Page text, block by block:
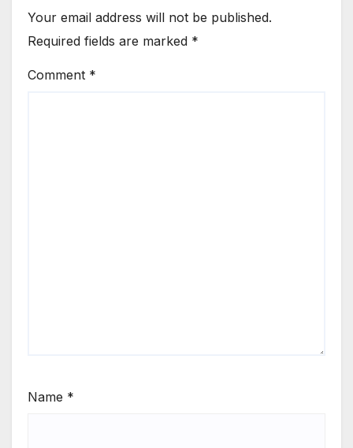
Your email address will not be published.
Required fields are marked *
Comment *
Name *